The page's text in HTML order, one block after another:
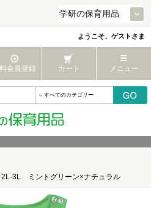
ようこそ、ゲストさま
会員登録 カート メニュー
3L ミントグリーン×ナチュラル